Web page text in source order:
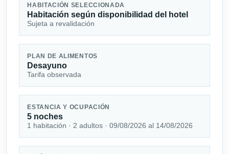
HABITACIÓN SELECCIONADA
Habitación según disponibilidad del hotel
Sujeta a revalidación
PLAN DE ALIMENTOS
Desayuno
Tarifa observada
ESTANCIA Y OCUPACIÓN
5 noches
1 habitación · 2 adultos · 09/08/2026 al 14/08/2026